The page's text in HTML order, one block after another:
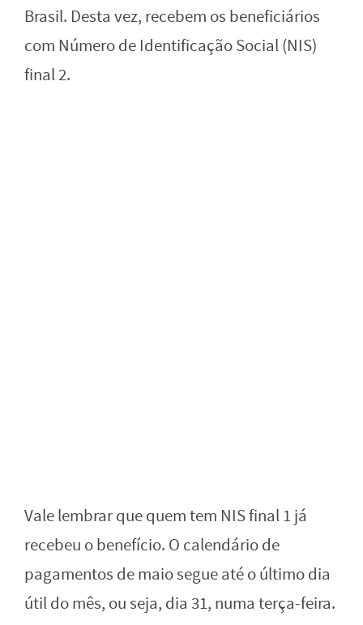
Brasil. Desta vez, recebem os beneficiários
com Número de Identificação Social (NIS)
final 2.
Vale lembrar que quem tem NIS final 1 já
recebeu o benefício. O calendário de
pagamentos de maio segue até o último dia
útil do mês, ou seja, dia 31, numa terça-feira.